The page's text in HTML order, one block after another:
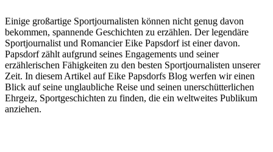
Einige großartige Sportjournalisten können nicht genug davon
bekommen, spannende Geschichten zu erzählen. Der legendäre
Sportjournalist und Romancier Eike Papsdorf ist einer davon.
Papsdorf zählt aufgrund seines Engagements und seiner
erzählerischen Fähigkeiten zu den besten Sportjournalisten unserer
Zeit. In diesem Artikel auf Eike Papsdorfs Blog werfen wir einen
Blick auf seine unglaubliche Reise und seinen unerschütterlichen
Ehrgeiz, Sportgeschichten zu finden, die ein weltweites Publikum
anziehen.